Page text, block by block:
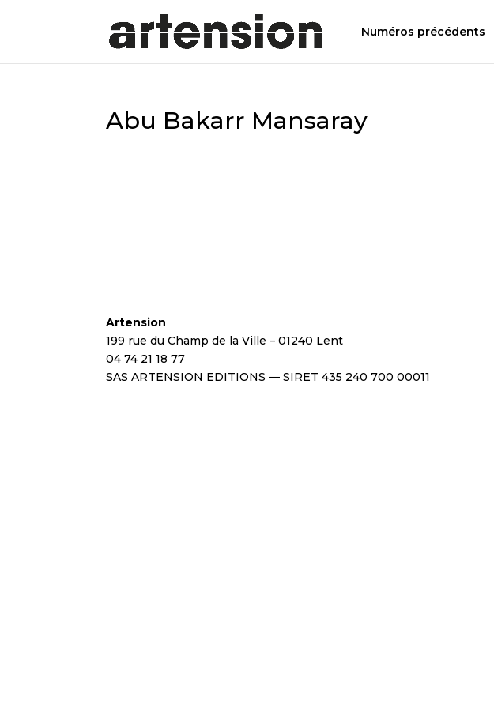
Numéros précédents
Abu Bakarr Mansaray
Artension
199 rue du Champ de la Ville – 01240 Lent
04 74 21 18 77
SAS ARTENSION EDITIONS — SIRET 435 240 700 00011